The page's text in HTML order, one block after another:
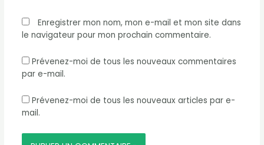
Enregistrer mon nom, mon e-mail et mon site dans
le navigateur pour mon prochain commentaire.
Prévenez-moi de tous les nouveaux commentaires
par e-mail.
Prévenez-moi de tous les nouveaux articles par e-
mail.